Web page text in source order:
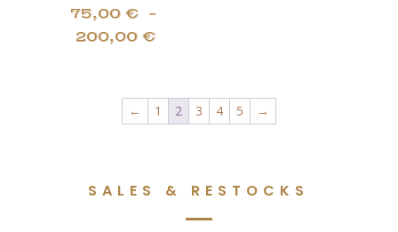
75,00€ –
200,00€
75,00 €
à
← 1 2 3 4 5 →
SALES & RESTOCKS